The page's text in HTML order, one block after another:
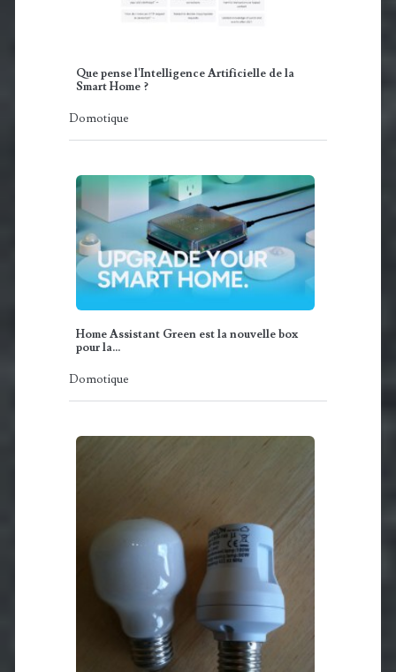
Que pense l'Intelligence Artificielle de la
Smart Home ?
Domotique
Home Assistant Green est la nouvelle box
pour la…
Domotique